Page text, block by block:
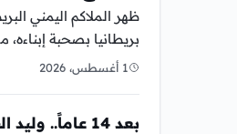
ظهر الملاكم اليمني
بريطانيا بصحبة
1 أغسطس، 2026
بعد 14 عاماً.. وليد الفراج يُغادر مجموعة MBC ويبداء رحلة جديده